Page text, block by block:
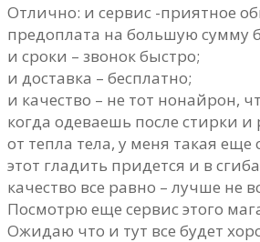
Отлично: и сервис -приятное
предоплата на большую сумму
и сроки – звонок быстро;
и доставка – бесплатно;
и качество – не тот нонайрон,
когда одеваешь после стирки и
от тепла тела, у меня такая еще
этот гладить придется и в
качество все равно – лучше не
Посмотрю еще сервис этого
Ожидаю что и тут все будет